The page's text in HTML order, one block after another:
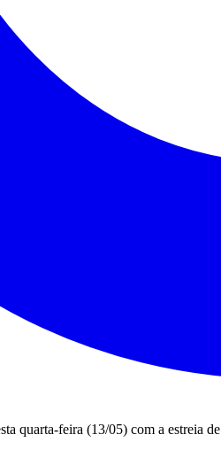
quarta-feira (13/05) com a estreia de